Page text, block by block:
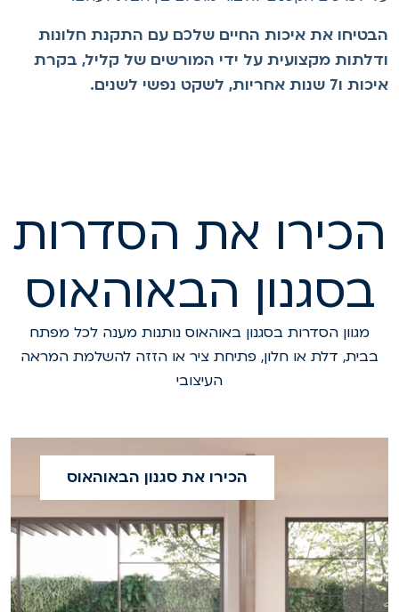
את איכות החיים שלכם עם התקנת חלונות
מקצועית על ידי המורשים של קליל, בקרת
ו7 שנות אחריות, לשקט נפשי לשנים.
את הסדרות
בסגנון הבאוהאוס
מגוון הסדרות בסגנון באוהאוס נותנות מענה לכל מפתח
בבית, דלת או חלון, פתיחת ציר או הזזה להשלמת המראה
העיצובי
הכירו את סגנון הבאוהאוס